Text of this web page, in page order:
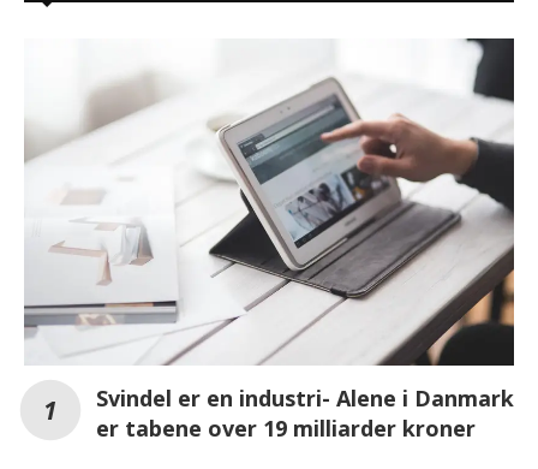
Svindel er en industri- Alene i Danmark
er tabene over 19 milliarder kroner